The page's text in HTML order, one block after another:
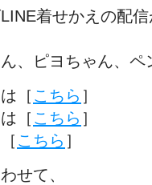
着せかえの配
、ピヨちゃん、ペ
［ こちら ］
［ こちら ］
こちら ］
せて、